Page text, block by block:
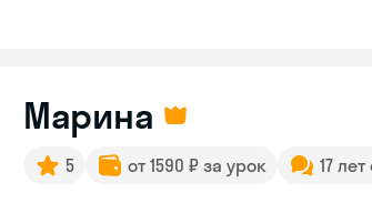
Марина
5 от 1590 ₽ за урок 17